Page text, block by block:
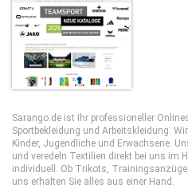
Sarango.de ist Ihr professioneller
Sportbekleidung und Arbeitskleidung.
Kinder, Jugendliche und Erwachsene.
und veredeln Textilien direkt bei uns im
individuell. Ob Trikots,
uns erhalten Sie alles aus einer Hand.